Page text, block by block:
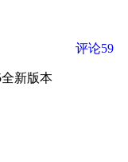
评论59
新版本